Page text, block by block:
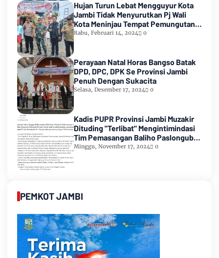
Hujan Turun Lebat Mengguyur Kota
Jambi Tidak Menyurutkan Pj Wali
Kota Meninjau Tempat Pemungutan
Suara Pemilu 2024
Rabu, Februari 14, 2024 0
Perayaan Natal Horas Bangso Batak
DPD, DPC, DPK Se Provinsi Jambi
Penuh Dengan Sukacita
Selasa, Desember 17, 2024 0
Kadis PUPR Provinsi Jambi Muzakir
Dituding "Terlibat" Mengintimindasi
Tim Pemasangan Baliho Paslongub
Romi-Sudirman
Minggu, November 17, 2024 0
PEMKOT JAMBI